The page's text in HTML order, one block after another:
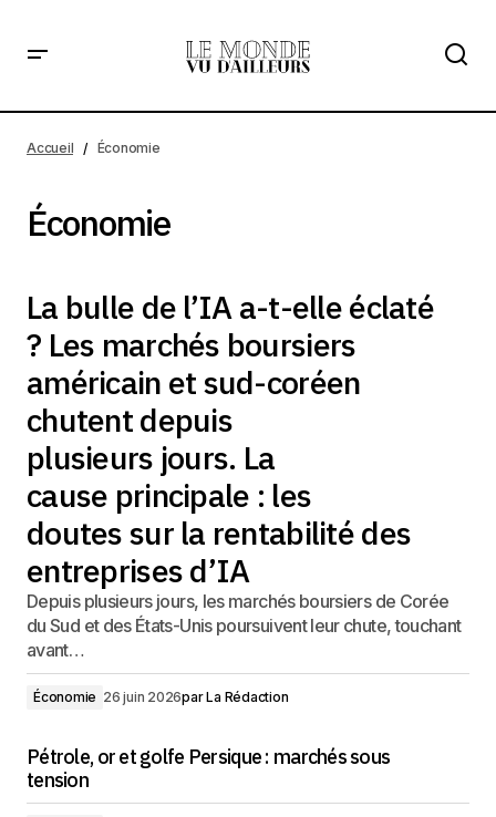
Accueil Économie
Économie
La bulle de l’IA a-t-elle éclaté
? Les marchés boursiers
américain et sud-coréen
chutent depuis
plusieurs jours. La
cause principale : les
doutes sur la rentabilité des
entreprises d’IA
Depuis plusieurs jours, les marchés boursiers de Corée
du Sud et des États-Unis poursuivent leur chute, touchant
avant…
Économie 26 juin 2026parLa Rédaction
Pétrole, or et golfe Persique : marchés sous
tension